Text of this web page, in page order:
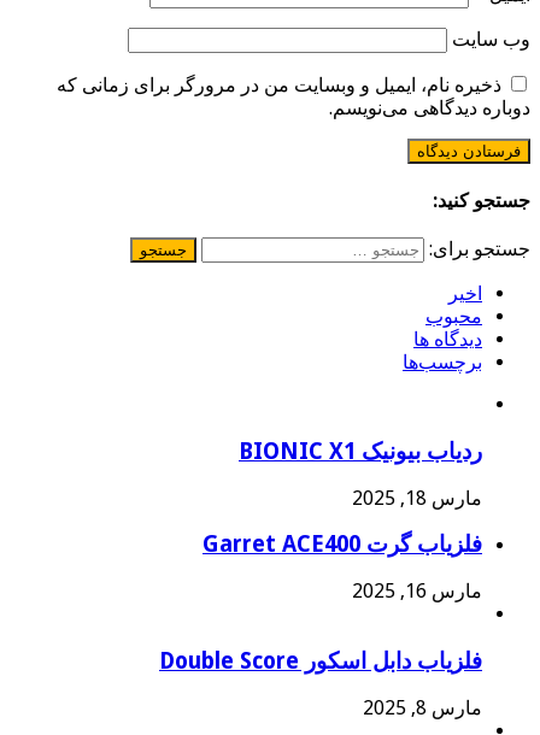
وب‌ سایت
ذخیره نام، ایمیل و وبسایت من در مرورگر برای زمانی که
دوباره دیدگاهی می‌نویسم.
جستجو کنید:
جستجو برای:
اخیر
محبوب
دیدگاه ها
برچسب‌ها
ردیاب بیونیک BIONIC X1
مارس 18, 2025
فلزیاب گرت Garret ACE400
مارس 16, 2025
فلزیاب دابل اسکور Double Score
مارس 8, 2025